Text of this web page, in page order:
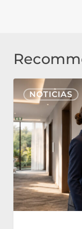
NOTICIAS
Nonius
Signage
Cloud
y
E-
Paper
para
el
sector